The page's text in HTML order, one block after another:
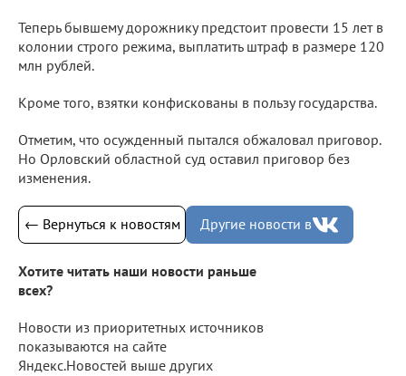
Теперь бывшему дорожнику предстоит провести 15 лет в
колонии строго режима, выплатить штраф в размере 120
млн рублей.
Кроме того, взятки конфискованы в пользу государства.
Отметим, что осужденный пытался обжаловал приговор.
Но Орловский областной суд оставил приговор без
изменения.
← Вернуться к новостям Другие новости в
Хотите читать наши новости раньше
всех?
Новости из приоритетных источников
показываются на сайте
Яндекс.Новостей выше других